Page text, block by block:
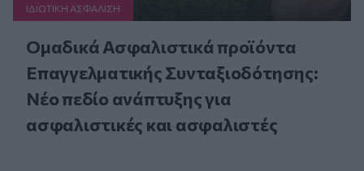
ΙΔΙΩΤΙΚΗ ΑΣΦAΛΙΣΗ
Ομαδικά Ασφαλιστικά προϊόντα
Επαγγελματικής Συνταξιοδότησης:
Νέο πεδίο ανάπτυξης για
ασφαλιστικές και ασφαλιστές